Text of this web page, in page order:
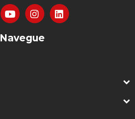
Navegue